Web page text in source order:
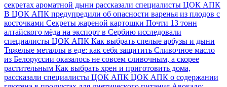
секретах ароматной дыни рассказали специалисты ЦОК АПК
В ЦОК АПК предупредили об опасности варенья из плодов с
косточками Секреты жареной картошки Почти 13 тонн
алтайского мёда на экспорт в Сербию исследовали
специалисты ЦОК АПК Как выбрать спелые арбузы и дыни
Тяжелые металлы в еде: как себя защитить Сливочное масло
из Белоруссии оказалось не совсем сливочным, а скорее
растительным Как выбрать хрен и приготовить дома,
рассказали специалисты ЦОК АПК ЦОК АПК о содержании